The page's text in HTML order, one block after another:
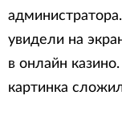
увидели на
в онлайн
картинка